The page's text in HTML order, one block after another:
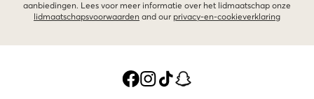
aanbiedingen. Lees voor meer informatie over het lidmaatschap onze
lidmaatschapsvoorwaarden and our privacy-en-cookieverklaring